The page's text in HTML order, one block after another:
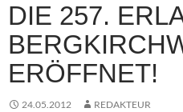
DIE 257.
ERÖFFNET!
24.05.2012 REDAKTEUR